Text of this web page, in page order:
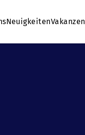
NeuigkeitenVakanzen